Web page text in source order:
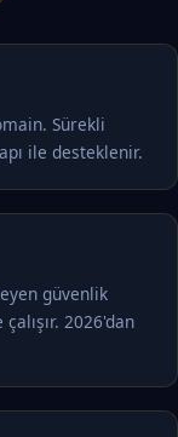
Sürekli
ile desteklenir.
güvenlik
2026'dan